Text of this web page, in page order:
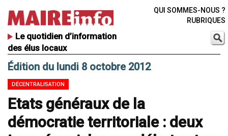
Le quotidien d’information
des élus locaux
QUI SOMMES-NOUS ?
RUBRIQUES
Édition du lundi 8 octobre 2012
DÉCENTRALISATION
Etats généraux de la
démocratie territoriale : deux